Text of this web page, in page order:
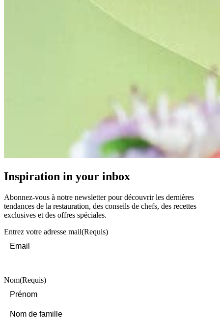
Inspiration in your inbox
Abonnez-vous à notre newsletter pour découvrir les dernières
tendances de la restauration, des conseils de chefs, des recettes
exclusives et des offres spéciales.
Entrez votre adresse mail(Requis)
Nom(Requis)